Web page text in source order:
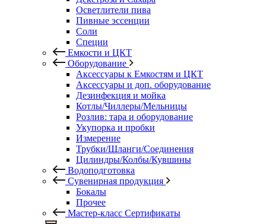
Осветлители пива
Пивные эссенции
Соли
Специи
Емкости и ЦКТ
Оборудование
Аксессуары к Емкостям и ЦКТ
Аксессуары и доп. оборудование
Дезинфекция и мойка
Котлы/Чиллеры/Мельницы
Розлив: тара и оборудование
Укупорка и пробки
Измерение
Трубки/Шланги/Соединения
Цилиндры/Колбы/Кувшины
Водоподготовка
Сувенирная продукция
Бокалы
Прочее
Мастер-класс Сертификаты